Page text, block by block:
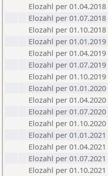
Elozahl per 01.04.2018
Elozahl per 01.07.2018
Elozahl per 01.10.2018
Elozahl per 01.01.2019
Elozahl per 01.04.2019
Elozahl per 01.07.2019
Elozahl per 01.10.2019
Elozahl per 01.01.2020
Elozahl per 01.04.2020
Elozahl per 01.07.2020
Elozahl per 01.10.2020
Elozahl per 01.01.2021
Elozahl per 01.04.2021
Elozahl per 01.07.2021
Elozahl per 01.10.2021